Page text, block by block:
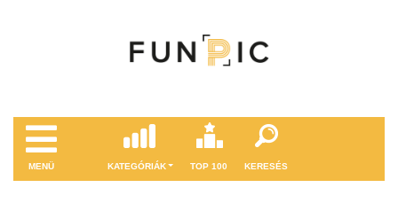
MENÜ KATEGÓRIÁK TOP 100 KERESÉS